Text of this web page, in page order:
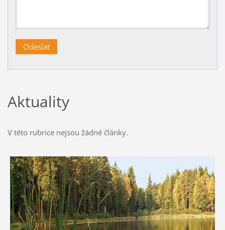
Aktuality
V této rubrice nejsou žádné články.